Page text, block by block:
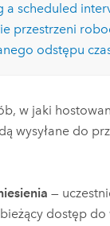
a scheduled
przestrzeni
odstępu
w jaki
wysyłane do
—
dostęp do